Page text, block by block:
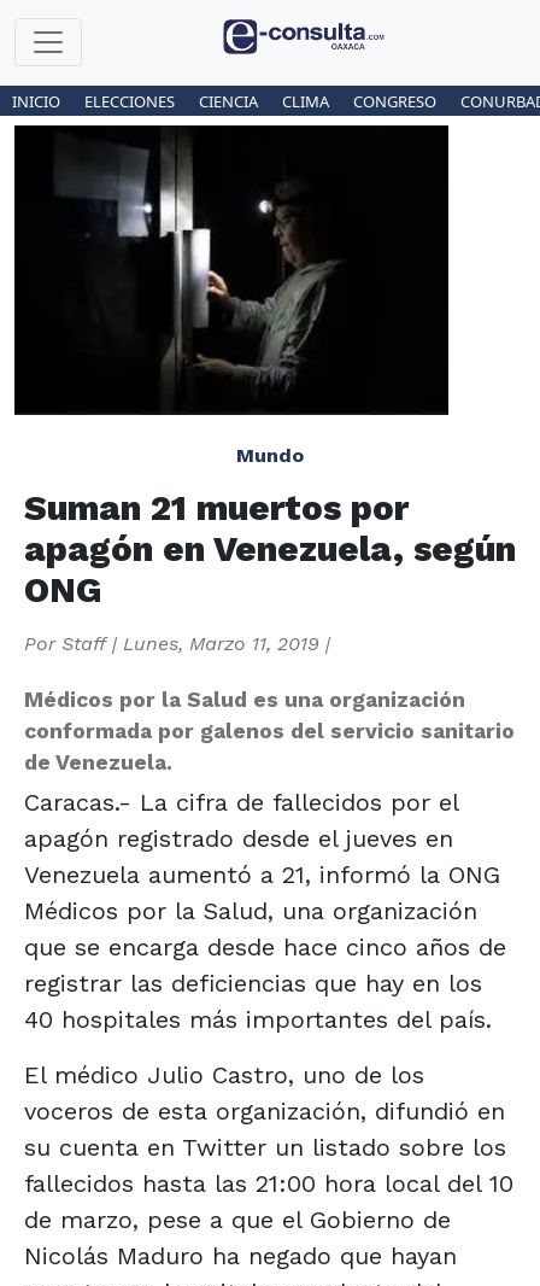
INICIO ELECCIONES CIENCIA CLIMA CONGRESO
Mundo
Suman 21 muertos por
apagón en Venezuela, según
ONG
Por Staff| Lunes, Marzo 11, 2019 |
Médicos por la Salud es una organización
conformada por galenos del servicio sanitario
de Venezuela.
Caracas.- La cifra de fallecidos por el
apagón registrado desde el jueves en
Venezuela aumentó a 21, informó la ONG
Médicos por la Salud, una organización
que se encarga desde hace cinco años de
registrar las deficiencias que hay en los
40 hospitales más importantes del país.
El médico Julio Castro, uno de los
voceros de esta organización, difundió en
su cuenta en Twitter un listado sobre los
fallecidos hasta las 21:00 hora local del 10
de marzo, pese a que el Gobierno de
Nicolás Maduro ha negado que hayan